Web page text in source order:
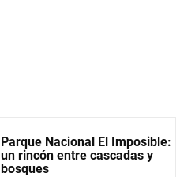
Parque Nacional El Imposible:
un rincón entre cascadas y
bosques